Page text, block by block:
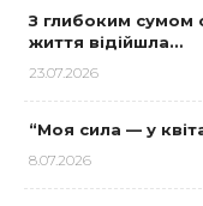
З глибоким сумом
життя відійшла…
23.07.2026
“Моя сила — у
8.07.2026